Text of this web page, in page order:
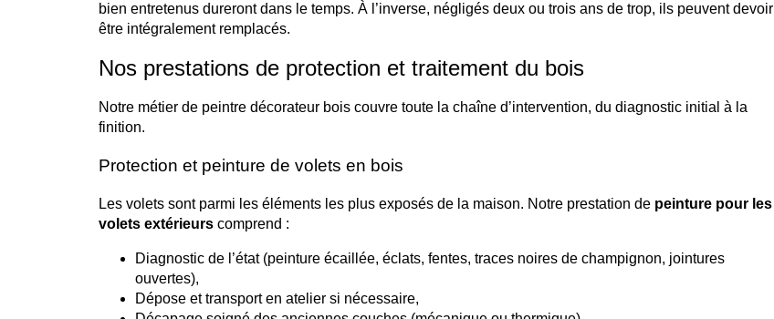
bien entretenus dureront dans le temps. À l’inverse, négligés deux ou trois ans de trop, ils peuvent devoir
être intégralement remplacés.
Nos prestations de protection et traitement du bois
Notre métier de peintre décorateur bois couvre toute la chaîne d’intervention, du diagnostic initial à la
finition.
Protection et peinture de volets en bois
Les volets sont parmi les éléments les plus exposés de la maison. Notre prestation de peinture pour les
volets extérieurscomprend :
Diagnostic de l’état (peinture écaillée, éclats, fentes, traces noires de champignon, jointures
ouvertes),
Dépose et transport en atelier si nécessaire,